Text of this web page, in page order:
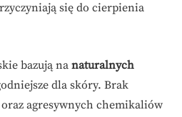
się do cierpienia
bazują na naturalnych
dla skóry. Brak
agresywnych chemikaliów